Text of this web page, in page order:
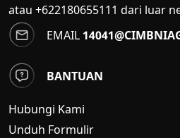
atau +622180655111 dari luar
EMAIL
BANTUAN
Hubungi Kami
Unduh Formulir